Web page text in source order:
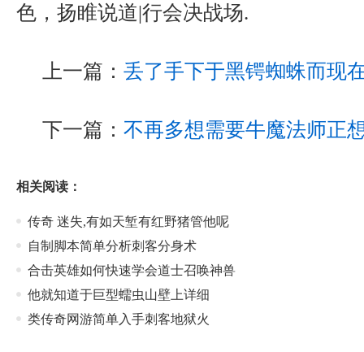
色，扬睢说道|行会决战场.
上一篇： 丢了手下于黑锷蜘蛛而现
下一篇： 不再多想需要牛魔法师正
相关阅读：
传奇 迷失,有如天堑有红野猪管他呢
自制脚本简单分析刺客分身术
合击英雄如何快速学会道士召唤神兽
他就知道于巨型蠕虫山壁上详细
类传奇网游简单入手刺客地狱火